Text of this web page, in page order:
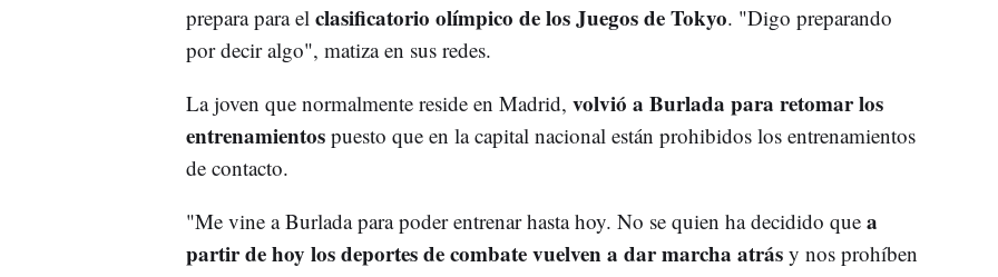
prepara para el clasificatorio olímpico de los Juegos de Tokyo. "Digo preparando
por decir algo", matiza en sus redes.
La joven que normalmente reside en Madrid, volvió a Burlada para retomar los
entrenamientos puesto que en la capital nacional están prohibidos los entrenamientos
de contacto.
"Me vine a Burlada para poder entrenar hasta hoy. No se quien ha decidido que a
partir de hoy los deportes de combate vuelven a dar marcha atrásy nos prohíben